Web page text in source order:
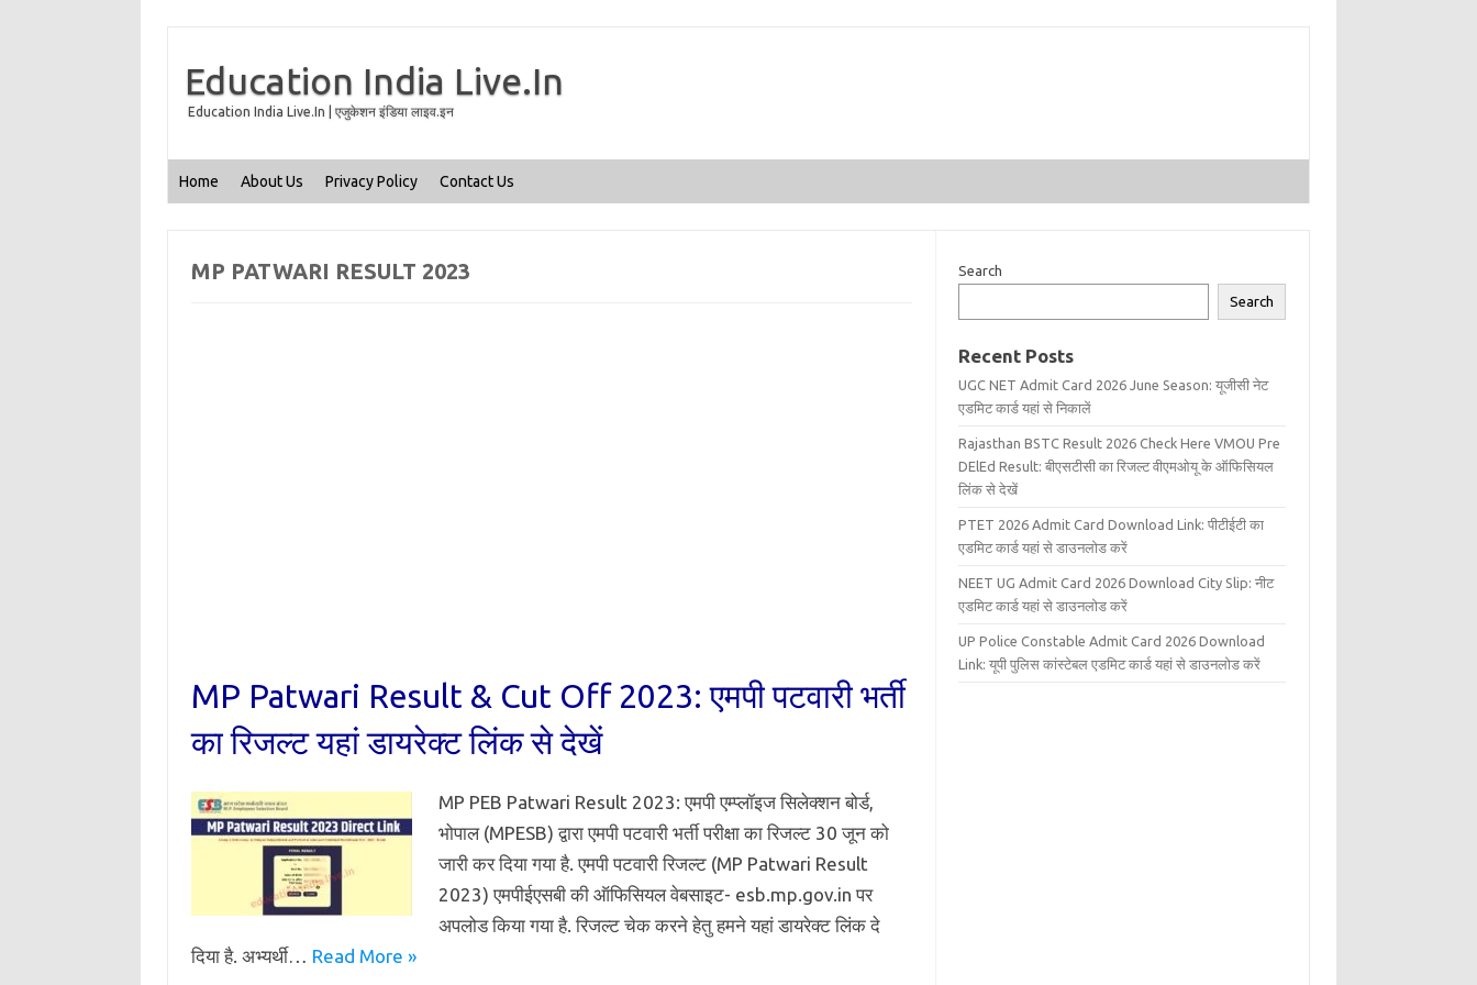
Education India Live.In
Education India Live.In | एजुकेशन इंडिया लाइव.इन
Home About Us Privacy Policy Contact Us
MP PATWARI RESULT 2023
MP Patwari Result & Cut Off 2023: एमपी पटवारी भर्ती
का रिजल्ट यहां डायरेक्ट लिंक से देखें
MP PEB Patwari Result 2023: एमपी एम्प्लॉइज सिलेक्शन बोर्ड,
भोपाल (MPESB) द्वारा एमपी पटवारी भर्ती परीक्षा का रिजल्ट 30 जून को
जारी कर दिया गया है. एमपी पटवारी रिजल्ट (MP Patwari Result
2023) एमपीईएसबी की ऑफिसियल वेबसाइट- esb.mp.gov.in पर
अपलोड किया गया है. रिजल्ट चेक करने हेतु हमने यहां डायरेक्ट लिंक दे
दिया है. अभ्यर्थी… Read More »
Search
Search
Recent Posts
UGC NET Admit Card 2026 June Season: यूजीसी नेट
एडमिट कार्ड यहां से निकालें
Rajasthan BSTC Result 2026 Check Here VMOU Pre
DElEd Result: बीएसटीसी का रिजल्ट वीएमओयू के ऑफिसियल
लिंक से देखें
PTET 2026 Admit Card Download Link: पीटीईटी का
एडमिट कार्ड यहां से डाउनलोड करें
NEET UG Admit Card 2026 Download City Slip: नीट
एडमिट कार्ड यहां से डाउनलोड करें
UP Police Constable Admit Card 2026 Download
Link: यूपी पुलिस कांस्टेबल एडमिट कार्ड यहां से डाउनलोड करें